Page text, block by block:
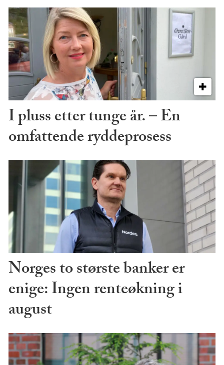
I pluss etter tunge år. – En
omfattende ryddeprosess
Norges to største banker er
enige: Ingen renteøkning i
august